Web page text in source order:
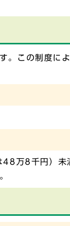
。この制度に
48万8千円）未